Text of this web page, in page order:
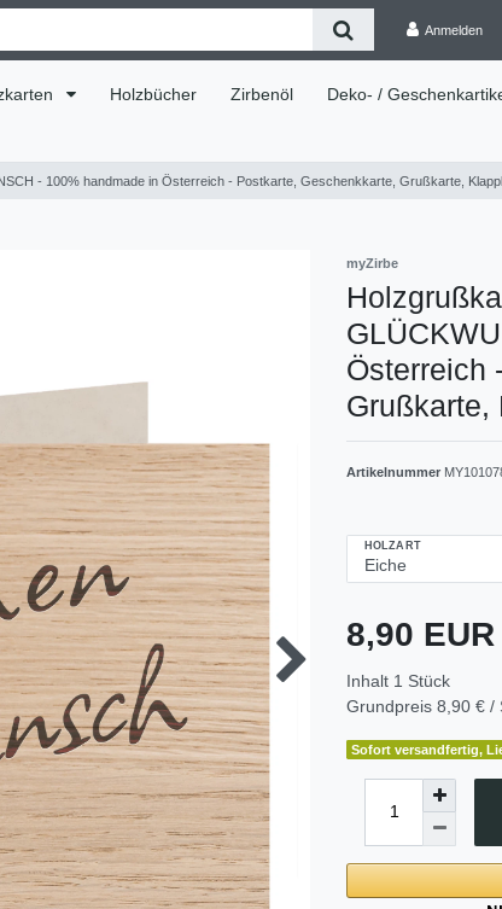
Anmelden
Holzbücher Zirbenöl Deko- /
- 100% handmade in Österreich - Postkarte, Geschenkkarte, Grußkarte,
myZirbe
Österreich
Grußkarte,
Artikelnummer
HOLZART
8,90 EUR
Inhalt 1 Stück
Grundpreis 8,90 € /
Sofort versandfertig,